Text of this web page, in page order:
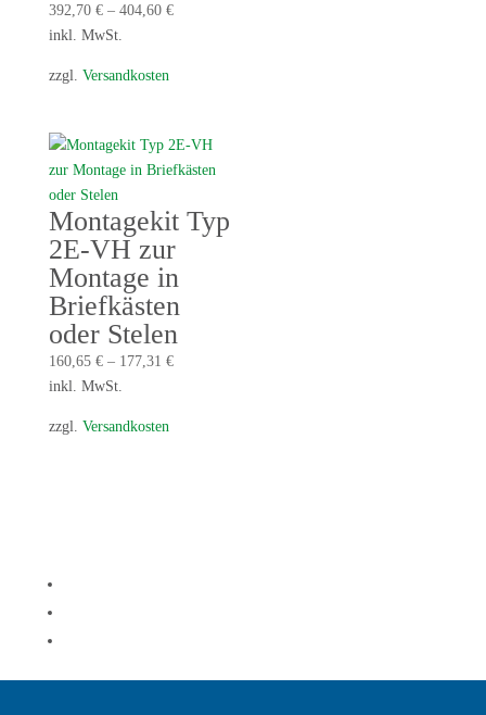
392,70 €– 404,60 €
inkl. MwSt.
zzgl. Versandkosten
Montagekit Typ
2E-VH zur
Montage in
Briefkästen
oder Stelen
160,65 €– 177,31 €
inkl. MwSt.
zzgl. Versandkosten